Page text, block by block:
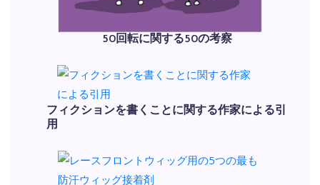
50回転に関する50の考察
フィクションを書くことに関する作家による引
用